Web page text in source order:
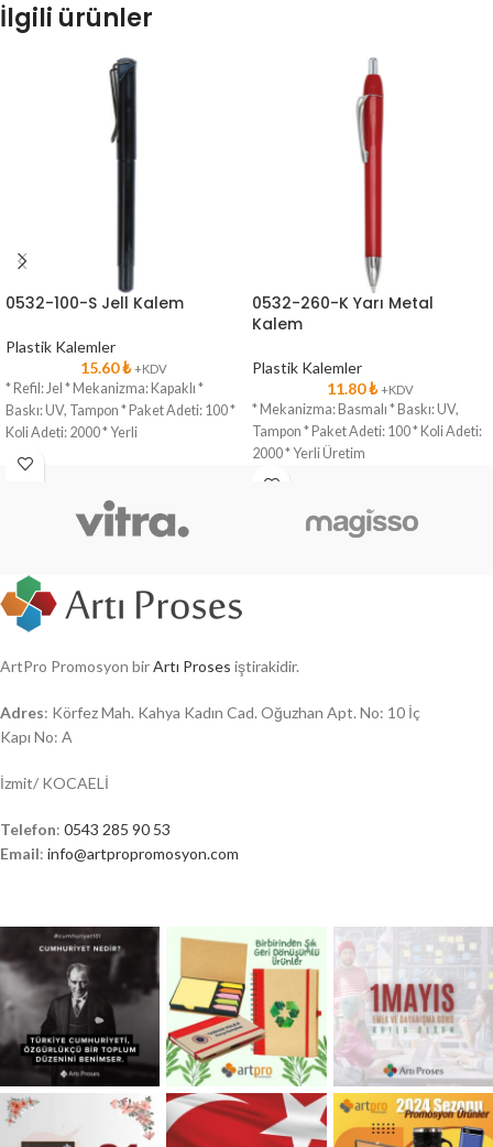
İlgili ürünler
0532-100-S Jell Kalem
Plastik Kalemler
15.60₺ +KDV
* Refil: Jel * Mekanizma: Kapaklı *
Baskı: UV, Tampon * Paket Adeti: 100 *
Koli Adeti: 2000 * Yerli
0532-260-K Yarı Metal
Kalem
Plastik Kalemler
11.80₺ +KDV
* Mekanizma: Basmalı * Baskı: UV,
Tampon * Paket Adeti: 100 * Koli Adeti:
2000 * Yerli Üretim
ArtPro Promosyon birArtı Proses iştirakidir.
Adres: Körfez Mah. Kahya Kadın Cad. Oğuzhan Apt. No: 10 İç
Kapı No: A
İzmit/ KOCAELİ
Telefon: 0543 285 90 53
Email: info@artpropromosyon.com